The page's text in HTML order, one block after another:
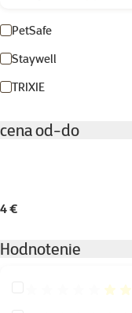
PetSafe
Staywell
TRIXIE
cena od-do
4 €
Hodnotenie